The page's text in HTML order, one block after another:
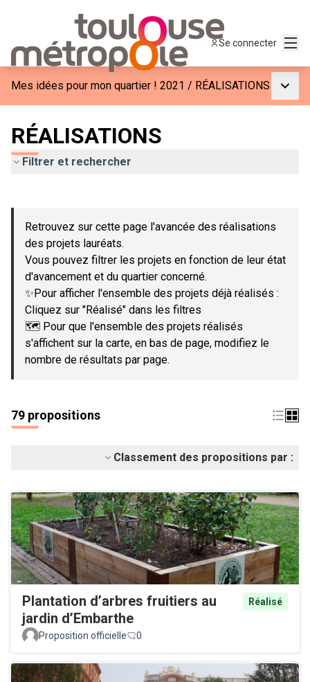
Se connecter
Mes idées pour mon quartier ! 2021 / RÉALISATIONS
RÉALISATIONS
Filtrer et rechercher
−
Retrouvez sur cette page l'avancée des réalisations
des projets lauréats.
Vous pouvez filtrer les projets en fonction de leur état
d'avancement et du quartier concerné.
✨Pour afficher l'ensemble des projets déjà réalisés :
Cliquez sur "Réalisé" dans les filtres
🗺️ Pour que l'ensemble des projets réalisés
s'affichent sur la carte, en bas de page, modifiez le
nombre de résultats par page.
79 propositions
Classement des propositions par :
Plantation d’arbres fruitiers au
jardin d’Embarthe
Réalisé
Proposition officielle 0